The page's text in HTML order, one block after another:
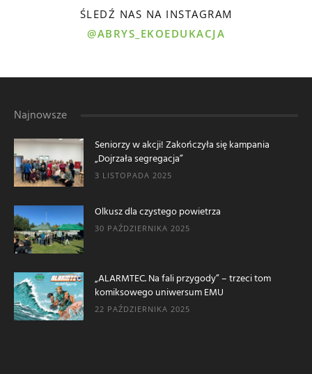
ŚLEDŹ NAS NA INSTAGRAM
@ABRYS_EKOEDUKACJA
Najnowsze
Seniorzy w akcji! Zakończyła się kampania
„Dojrzała segregacja”
3 LISTOPADA 2025
Olkusz dla czystego powietrza
30 PAŹDZIERNIKA 2025
„ALARMTEC. Na fali przygody” – trzeci tom
komiksowego uniwersum EMU
22 PAŹDZIERNIKA 2025